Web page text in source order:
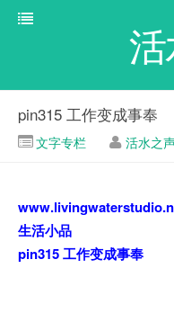
活
pin315 工作变成事奉
文字专栏 活水之
生活小品
pin315 工作变成事奉